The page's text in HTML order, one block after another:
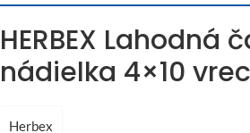
HERBEX Lahodná
nádielka 4×10
Herbex